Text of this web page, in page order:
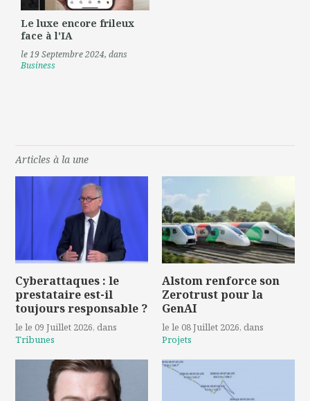
Le luxe encore frileux
face à l'IA
le 19 Septembre 2024, dans
Business
Articles à la une
Cyberattaques : le
prestataire est-il
toujours responsable ?
le le 09 Juillet 2026, dans
Tribunes
Alstom renforce son
Zerotrust pour la
GenAI
le le 08 Juillet 2026, dans
Projets